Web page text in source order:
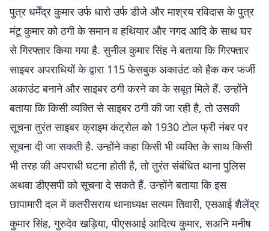
पुत्र धर्मेंद्र कुमार उर्फ धारो उर्फ डीजे और माश्रय रविदास के पुत्र
मंटू कुमार को ठगी के समान व हथियार और नगद आदि के साथ घर
से गिरफ्तार किया गया है. सुनील कुमार सिंह ने बताया कि गिरफ्तार
साइबर अपराधियों के द्वारा 115 फेसबुक अकाउंट को हैक कर फर्जी
अकाउंट बनाने और साइबर ठगी करने का के सबूत मिले हैं. उन्होंने
बताया कि किसी व्यक्ति से साइबर ठगी की जा रही है, तो उसकी
सूचना तुरंत साइबर क्राइम कंट्रोल को 1930 टोल फ्री नंबर पर
सूचना दी जा सकती है. उन्होंने कहा किसी भी व्यक्ति के साथ किसी
भी तरह की अपराधी घटना होती है, तो तुरंत संबंधित थाना पुलिस
अथवा डीएसपी को सूचना दे सकते हैं. उन्होंने बताया कि इस
छापामारी दल में कतरीसराय थानाध्यक्ष सत्यम तिवारी, एसआई शैलेंद्र
कुमार सिंह, गुरुदेव खड़िया, पीएसआई आदित्य कुमार, सअनि मनीष